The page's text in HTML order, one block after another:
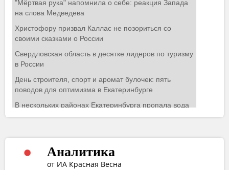
Аналитика
от ИА Красная Весна